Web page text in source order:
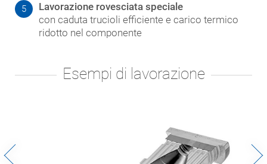
5
Lavorazione rovesciata speciale
con caduta trucioli efficiente e carico termico
ridotto nel componente
Esempi di lavorazione